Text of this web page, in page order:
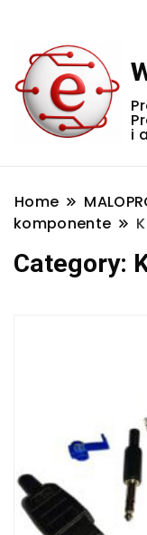
i
Home
komponente
Category: